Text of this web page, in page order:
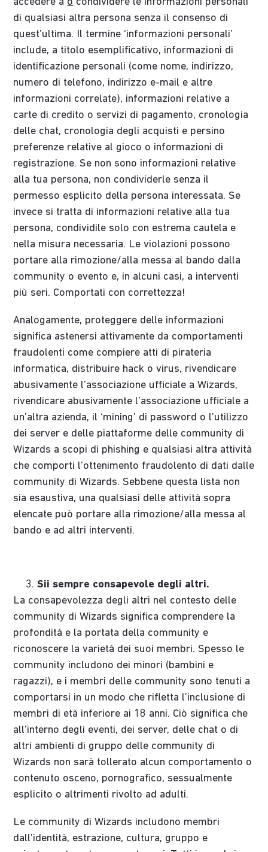
accedere a o condividere le informazioni personali
di qualsiasi altra persona senza il consenso di
quest’ultima. Il termine ‘informazioni personali’
include, a titolo esemplificativo, informazioni di
identificazione personali (come nome, indirizzo,
numero di telefono, indirizzo e-mail e altre
informazioni correlate), informazioni relative a
carte di credito o servizi di pagamento, cronologia
delle chat, cronologia degli acquisti e persino
preferenze relative al gioco o informazioni di
registrazione. Se non sono informazioni relative
alla tua persona, non condividerle senza il
permesso esplicito della persona interessata. Se
invece si tratta di informazioni relative alla tua
persona, condividile solo con estrema cautela e
nella misura necessaria. Le violazioni possono
portare alla rimozione/alla messa al bando dalla
community o evento e, in alcuni casi, a interventi
più seri. Comportati con correttezza!
Analogamente, proteggere delle informazioni
significa astenersi attivamente da comportamenti
fraudolenti come compiere atti di pirateria
informatica, distribuire hack o virus, rivendicare
abusivamente l’associazione ufficiale a Wizards,
rivendicare abusivamente l’associazione ufficiale a
un’altra azienda, il ‘mining’ di password o l’utilizzo
dei server e delle piattaforme delle community di
Wizards a scopi di phishing e qualsiasi altra attività
che comporti l’ottenimento fraudolento di dati dalle
community di Wizards. Sebbene questa lista non
sia esaustiva, una qualsiasi delle attività sopra
elencate può portare alla rimozione/alla messa al
bando e ad altri interventi.
Sii sempre consapevole degli altri.
La consapevolezza degli altri nel contesto delle
community di Wizards significa comprendere la
profondità e la portata della community e
riconoscere la varietà dei suoi membri. Spesso le
community includono dei minori (bambini e
ragazzi), e i membri delle community sono tenuti a
comportarsi in un modo che rifletta l’inclusione di
membri di età inferiore ai 18 anni. Ciò significa che
all’interno degli eventi, dei server, delle chat o di
altri ambienti di gruppo delle community di
Wizards non sarà tollerato alcun comportamento o
contenuto osceno, pornografico, sessualmente
esplicito o altrimenti rivolto ad adulti.
Le community di Wizards includono membri
dall’identità, estrazione, cultura, gruppo e